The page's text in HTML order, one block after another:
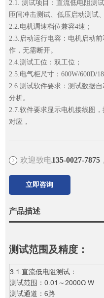
2.1. 测试项目：直流低电阻测
匝间冲击测试、低压启动测试
2.2.电机调速档位兼容4速；
2.3.启动运行电容：电机启动
作，无需断开。
2.4.测试工位：双工位；
2.5.电气柜尺寸：600W/600D/
2.6.测试软件要求：测试数据
分析。
2.7.软件要求显示电机接线图
对应，
欢迎致电135-0027-7875
立即咨询
产品描述
测试范围及精度：
3.1.直流低电阻测试：
测试范围：0.01～2000Ω W
测试通道：6路